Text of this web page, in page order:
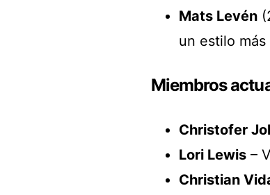
Mats Levén
un estilo
Miembros
Christofer
Lori Lewis –
Christian